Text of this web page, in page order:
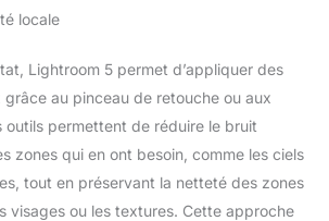
locale
Lightroom 5 permet d’appliquer des
au pinceau de retouche ou aux
outils permettent de réduire le bruit
zones qui en ont besoin, comme les ciels
tout en préservant la netteté des zones
visages ou les textures. Cette approche